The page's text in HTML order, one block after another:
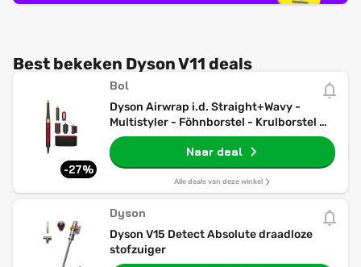
Best bekeken Dyson V11 deals
-27%
Bol
Dyson Airwrap i.d. Straight+Wavy -
Multistyler - Föhnborstel - Krulborstel -
Red Velvet/Goud
Naar deal
Alle deals van deze winkel
Dyson
Dyson V15 Detect Absolute draadloze
stofzuiger